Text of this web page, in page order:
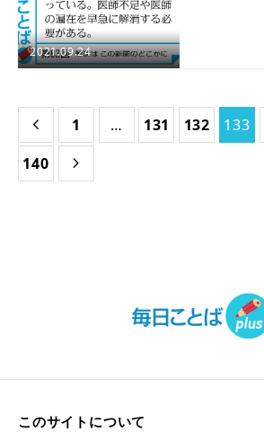
2021.09.24
 1 … 131 132 133
140

このサイトについて